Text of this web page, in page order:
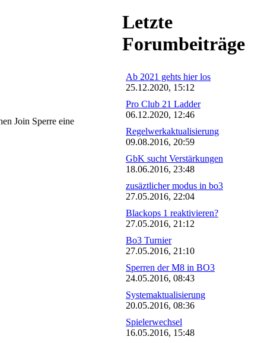
Join Sperre eine
Letzte
Forumbeiträge
Ab 2021 gehts hier los
25.12.2020, 15:12
Pro Club 21 Ladder
06.12.2020, 12:46
Regelwerkaktualisierung
09.08.2016, 20:59
GbK sucht Verstärkungen
18.06.2016, 23:48
zusäztlicher modus in bo3
27.05.2016, 22:04
Blackops 1 reaktivieren?
27.05.2016, 21:12
Bo3 Turnier
27.05.2016, 21:10
Sperren der M8 in BO3
24.05.2016, 08:43
Systemaktualisierung
20.05.2016, 08:36
Spielerwechsel
16.05.2016, 15:48